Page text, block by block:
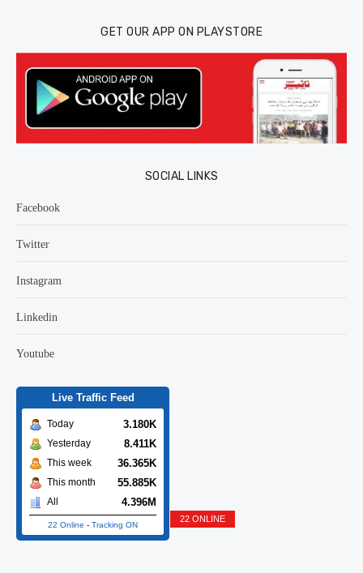
GET OUR APP ON PLAYSTORE
SOCIAL LINKS
Facebook
Twitter
Instagram
Linkedin
Youtube
Live Traffic Feed
Today 3.180K
Yesterday 8.411K
This week 36.365K
This month 55.885K
All 4.396M
22 Online - Tracking ON
22 ONLINE